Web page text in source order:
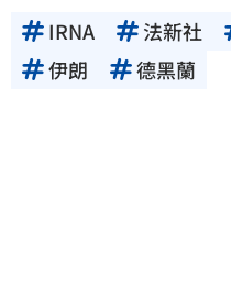
IRNA 法新社
伊朗
德黑蘭